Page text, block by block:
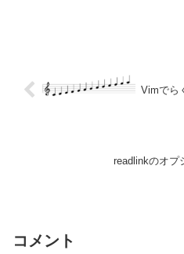
Vimでら
readlinkのオプ
コメント